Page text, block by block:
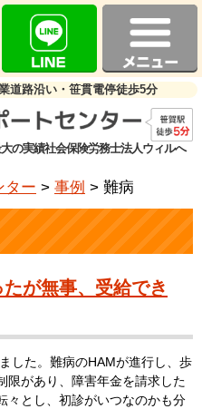
道路沿い・笹貫電停徒歩5分
の実績社会保険労務士法人ウィルへ
ター > 事例 > 難病
が無事、受給でき
した。難病のHAMが進行し、歩
限があり、障害年金を請求した
々とし、初診がいつなのかも分